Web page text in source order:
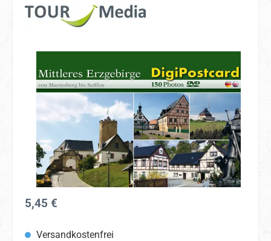
Regulärer Preis:
5,45 €
Versandkostenfrei